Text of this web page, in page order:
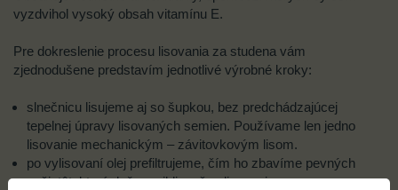
vyzdvihol vysoký obsah vitamínu E.
Pre dokreslenie procesu lisovania za studena vám
zjednodušene predstavím jednotlivé výrobné kroky:
slnečnicu lisujeme aj so šupkou, bez predchádzajúcej
tepelnej úpravy lisovaných semien. Používame len jedno
lisovanie mechanickým – závitovkovým lisom.
po vylisovaní olej prefiltrujeme, čím ho zbavíme pevných
nečistôt, ktoré doň prenikli počas lisovania.